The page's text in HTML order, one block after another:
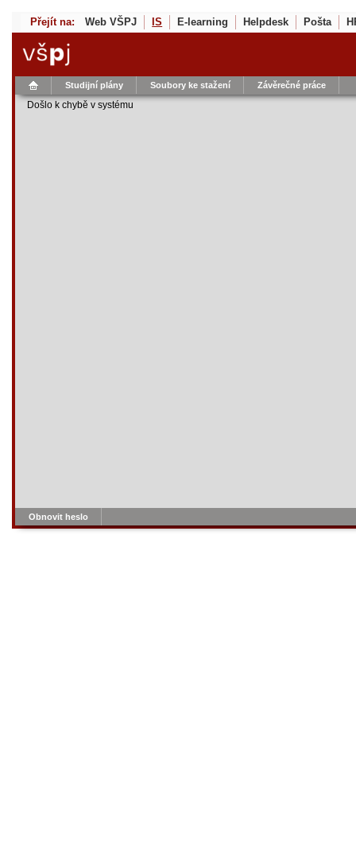
Přejít na: Web VŠPJ IS E-learning Helpdesk Pošta
Studijní plány Soubory ke stažení Závěrečné práce
Došlo k chybě v systému
Obnovit heslo